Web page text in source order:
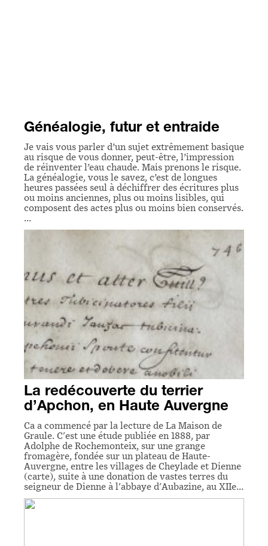
Généalogie, futur et entraide
Je vais vous parler d’un sujet extrêmement basique
au risque de vous donner, peut-être, l’impression
de réinventer l’eau chaude. Mais prenons le risque.
La généalogie, vous le savez, c’est de longues
heures passées seul à déchiffrer des écritures plus
ou moins anciennes, plus ou moins lisibles, qui
composent des actes plus ou moins bien conservés.
…
La redécouverte du terrier
d’Apchon, en Haute Auvergne
Ca a commencé par la lecture de La Maison de
Graule. C'est une étude publiée en 1888, par
Adolphe de Rochemonteix, sur une grange
fromagère, fondée sur un plateau de Haute-
Auvergne, entre les villages de Cheylade et Dienne
(carte), suite à une donation de vastes terres du
seigneur de Dienne à l'abbaye d'Aubazine, au XIIe…